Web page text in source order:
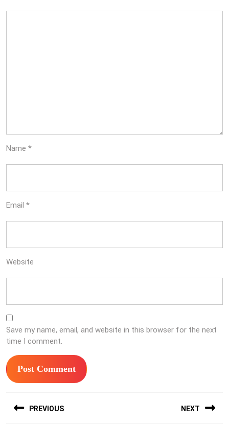
Name *
Email *
Website
Save my name, email, and website in this browser for the next
time I comment.
navigation
PREVIOUS NEXT